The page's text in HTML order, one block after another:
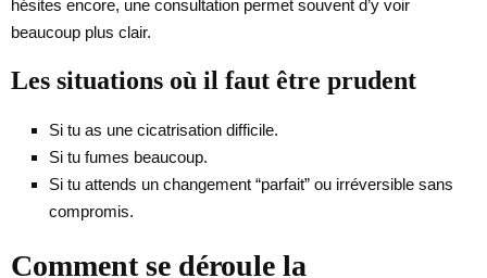
hésites encore, une consultation permet souvent d’y voir
beaucoup plus clair.
Les situations où il faut être prudent
Si tu as une cicatrisation difficile.
Si tu fumes beaucoup.
Si tu attends un changement “parfait” ou irréversible sans
compromis.
Comment se déroule la